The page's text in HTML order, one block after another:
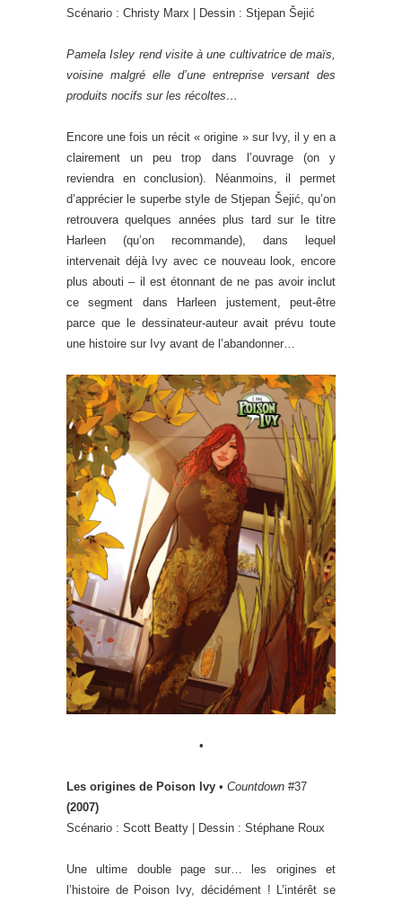
Scénario : Christy Marx | Dessin : Stjepan Šejić
Pamela Isley rend visite à une cultivatrice de maïs,
voisine malgré elle d’une entreprise versant des
produits nocifs sur les récoltes…
Encore une fois un récit « origine » sur Ivy, il y en a
clairement un peu trop dans l’ouvrage (on y
reviendra en conclusion). Néanmoins, il permet
d’apprécier le superbe style de Stjepan Šejić, qu’on
retrouvera quelques années plus tard sur le titre
Harleen (qu’on recommande), dans lequel
intervenait déjà Ivy avec ce nouveau look, encore
plus abouti – il est étonnant de ne pas avoir inclut
ce segment dans Harleen justement, peut-être
parce que le dessinateur-auteur avait prévu toute
une histoire sur Ivy avant de l’abandonner…
•
Les origines de Poison Ivy • Countdown #37
(2007)
Scénario : Scott Beatty | Dessin : Stéphane Roux
Une ultime double page sur… les origines et
l’histoire de Poison Ivy, décidément ! L’intérêt se